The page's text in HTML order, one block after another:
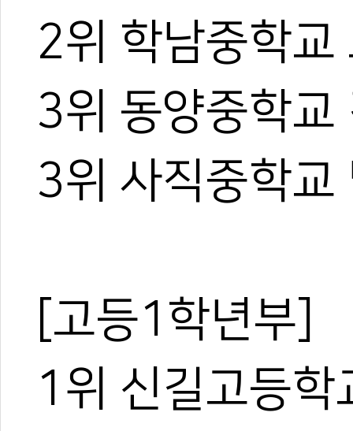
2위 학남중학교
3위 동양중학교
3위 사직중학교
[고등1학년부]
1위 신길고등학